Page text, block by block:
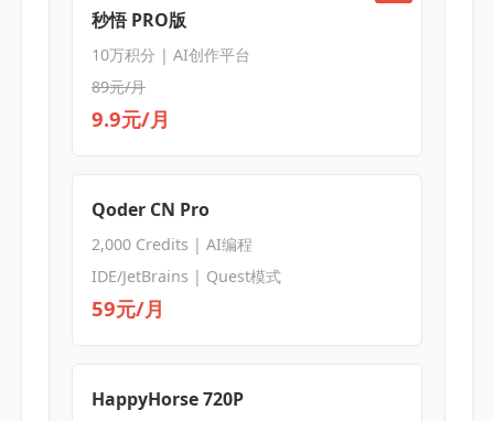
秒悟 PRO版
10万积分 | AI创作平台
89元/月
9.9元/月
Qoder CN Pro
2,000 Credits | AI编程
IDE/JetBrains | Quest模式
59元/月
HappyHorse 720P